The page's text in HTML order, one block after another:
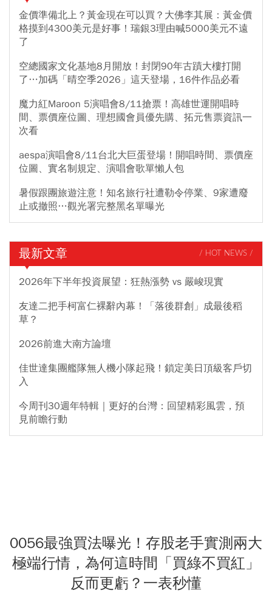
金價準備北上？黃金現在可以買？大佛李其展：黃金價
格摸到4300美元是好事！瑞銀3理由喊5000美元不遠
了
空總國家文化基地8月開放！封閉90年古蹟大樓打開
了…加碼「晴空季2026」這天登場，16件作品必看
魔力紅Maroon 5演唱會8/11搶票！高雄世運開唱時
間、票價座位圖、理想國會員優先購、拓元售票資訊一
次看
aespa演唱會8/11台北大巨蛋登場！開唱時間、票價座
位圖、實名制規定、演唱會歌單懶人包
暑假跟團旅遊注意！知名旅行社遭勒令停業、9家遭廢
止或撤照…觀光署完整黑名單曝光
最新文章 / HOT NEWS /
2026年下半年投資展望：狂熱漲勢 vs 嚴峻現實
友達二把手柯富仁裸辭內幕！「落後群創」成最後稻
草？
2026前進大南方論壇
佳世達集團艦隊無人機小隊起飛！鎖定美日頂級客戶切
入
今周刊30週年特輯｜更好的台灣：回望精彩風雲，預
見前瞻行動
0056最強買法曝光！存股老手實測兩大
極端行情，為何這時間「買綠不買紅」
反而更虧？一表秒懂